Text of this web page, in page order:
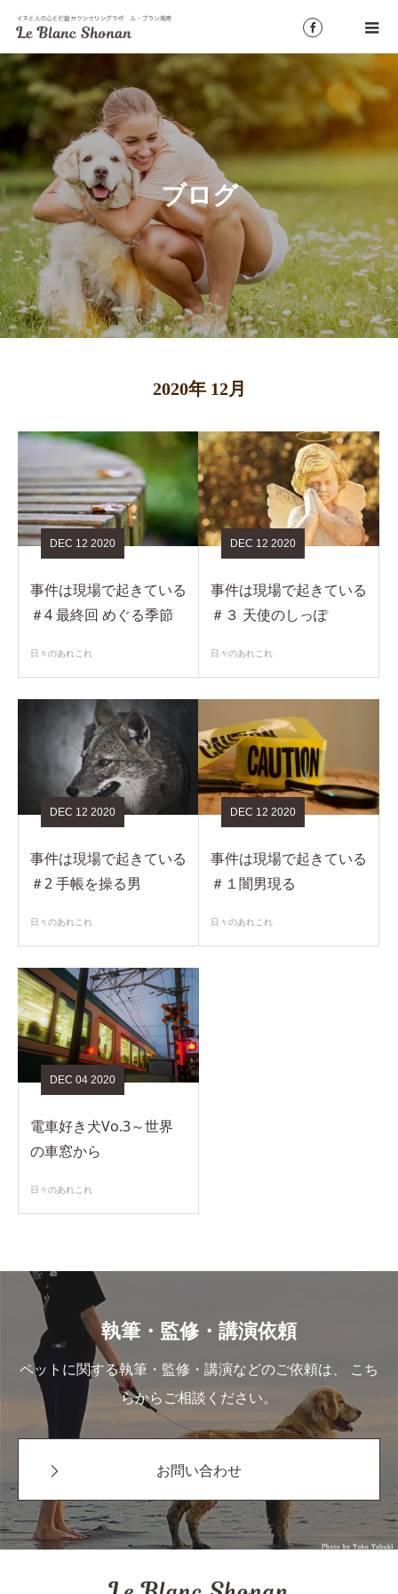
ブログ
2020年 12月
DEC 12 2020
事件は現場で起きている
＃4 最終回 めぐる季節
日々のあれこれ
DEC 12 2020
事件は現場で起きている
＃３ 天使のしっぽ
日々のあれこれ
DEC 12 2020
事件は現場で起きている
＃2 手帳を操る男
日々のあれこれ
DEC 12 2020
事件は現場で起きている
＃１闇男現る
日々のあれこれ
DEC 04 2020
電車好き犬Vo.3～世界
の車窓から
日々のあれこれ
執筆・監修・講演依頼
ペットに関する執筆・監修・講演などのご依頼は、 こち
らからご相談ください。
お問い合わせ